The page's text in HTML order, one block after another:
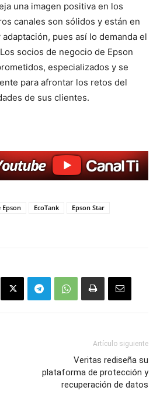
una imagen positiva en los
canales son sólidos y están en
pues así lo demanda el
socios de negocio de Epson
especializados y se
para afrontar los retos del
de sus clientes.
Epson EcoTank
Epson Star
Artículo siguiente
Veritas rediseña su
plataforma de protección y
recuperación de datos